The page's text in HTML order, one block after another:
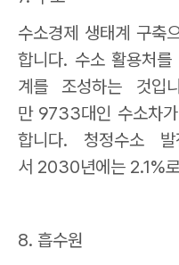
수소경제 생태계 구축
합니다. 수소 활용처
계를 조성하는 것입
만 9733대인 수소차가
합니다. 청정수소
서 2030년에는 2.1%
8. 흡수원